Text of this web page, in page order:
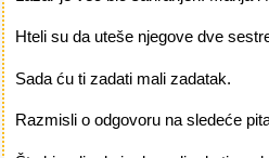
Hteli su da uteše njegove dve
Sada ću ti zadati mali zadatak.
Razmisli o odgovoru na sledeće